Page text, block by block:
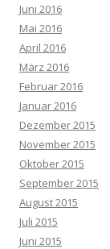
Juni 2016
Mai 2016
April 2016
März 2016
Februar 2016
Januar 2016
Dezember 2015
November 2015
Oktober 2015
September 2015
August 2015
Juli 2015
Juni 2015